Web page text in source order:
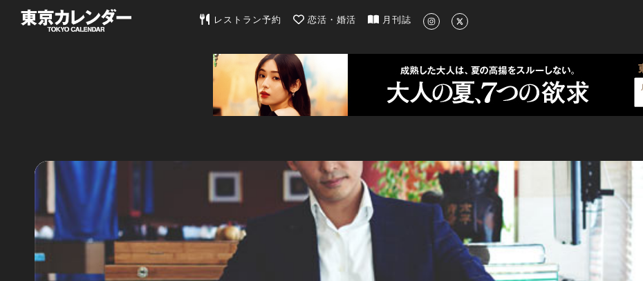
東京カレンダー | 最新のグルメ、洗練されたライフスタイル情報
レストラン予約 恋活・婚活 月刊誌